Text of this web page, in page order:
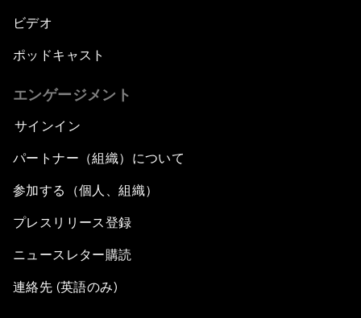
ビデオ
ポッドキャスト
エンゲージメント
サインイン
パートナー（組織）について
参加する（個人、組織）
プレスリリース登録
ニュースレター購読
連絡先 (英語のみ)